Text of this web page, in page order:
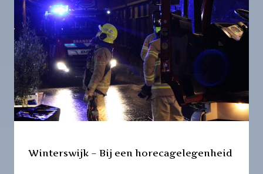
Winterswijk – Bij een horecagelegenheid